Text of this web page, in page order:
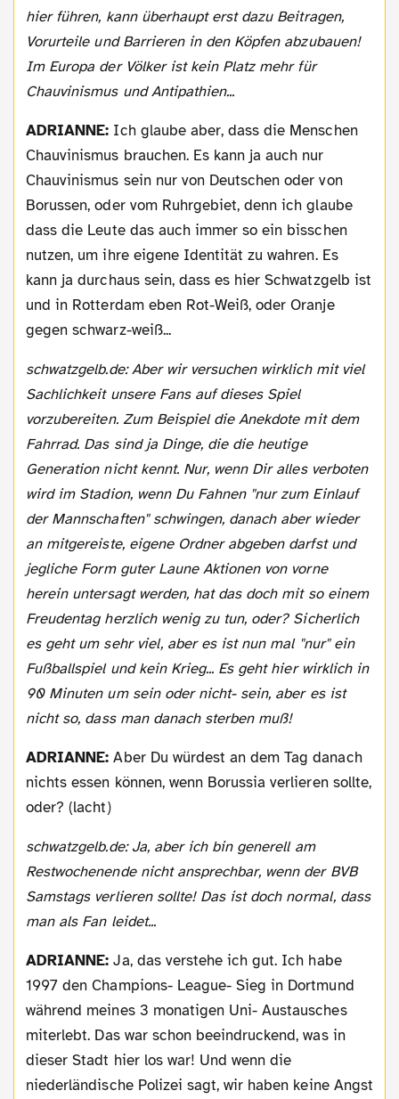
hier führen, kann überhaupt erst dazu Beitragen,
Vorurteile und Barrieren in den Köpfen abzubauen!
Im Europa der Völker ist kein Platz mehr für
Chauvinismus und Antipathien...
ADRIANNE: Ich glaube aber, dass die Menschen
Chauvinismus brauchen. Es kann ja auch nur
Chauvinismus sein nur von Deutschen oder von
Borussen, oder vom Ruhrgebiet, denn ich glaube
dass die Leute das auch immer so ein bisschen
nutzen, um ihre eigene Identität zu wahren. Es
kann ja durchaus sein, dass es hier Schwatzgelb ist
und in Rotterdam eben Rot-Weiß, oder Oranje
gegen schwarz-weiß...
schwatzgelb.de: Aber wir versuchen wirklich mit viel
Sachlichkeit unsere Fans auf dieses Spiel
vorzubereiten. Zum Beispiel die Anekdote mit dem
Fahrrad. Das sind ja Dinge, die die heutige
Generation nicht kennt. Nur, wenn Dir alles verboten
wird im Stadion, wenn Du Fahnen "nur zum Einlauf
der Mannschaften" schwingen, danach aber wieder
an mitgereiste, eigene Ordner abgeben darfst und
jegliche Form guter Laune Aktionen von vorne
herein untersagt werden, hat das doch mit so einem
Freudentag herzlich wenig zu tun, oder? Sicherlich
es geht um sehr viel, aber es ist nun mal "nur" ein
Fußballspiel und kein Krieg... Es geht hier wirklich in
90 Minuten um sein oder nicht- sein, aber es ist
nicht so, dass man danach sterben muß!
ADRIANNE: Aber Du würdest an dem Tag danach
nichts essen können, wenn Borussia verlieren sollte,
oder? (lacht)
schwatzgelb.de: Ja, aber ich bin generell am
Restwochenende nicht ansprechbar, wenn der BVB
Samstags verlieren sollte! Das ist doch normal, dass
man als Fan leidet...
ADRIANNE:Ja, das verstehe ich gut. Ich habe
1997 den Champions- League- Sieg in Dortmund
während meines 3 monatigen Uni- Austausches
miterlebt. Das war schon beeindruckend, was in
dieser Stadt hier los war! Und wenn die
niederländische Polizei sagt, wir haben keine Angst